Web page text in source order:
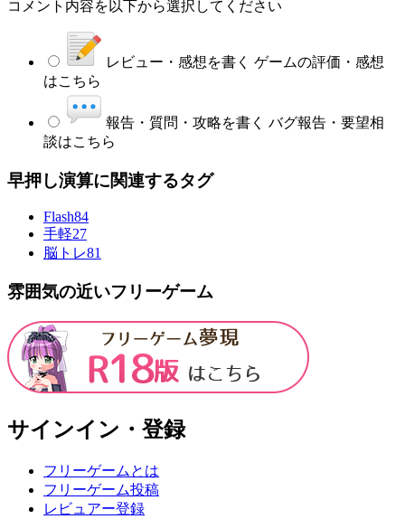
コメント内容を以下から選択してください
レビュー・感想を書く ゲームの評価・感想
はこちら
報告・質問・攻略を書く バグ報告・要望相
談はこちら
早押し演算に関連するタグ
Flash84
手軽27
脳トレ81
雰囲気の近いフリーゲーム
サインイン・登録
フリーゲームとは
フリーゲーム投稿
レビュアー登録